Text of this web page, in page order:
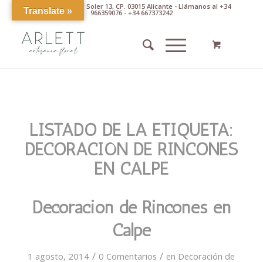
Av. Pintor Xavier Soler 13, CP. 03015 Alicante - Llámanos al +34
966359076 - +34 667373242
LISTADO DE LA ETIQUETA:
DECORACIÓN DE RINCONES
EN CALPE
Decoración de Rincones en
Calpe
1 agosto, 2014 / 0 Comentarios / en Decoración de
Translate »